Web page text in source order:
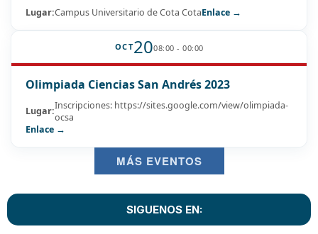
Lugar:Campus Universitario de Cota CotaEnlace →
OCT2008:00 - 00:00
Olimpiada Ciencias San Andrés 2023
Lugar:Inscripciones: https://sites.google.com/view/olimpiada-
ocsa
Enlace →
MÁS EVENTOS
SIGUENOS EN: